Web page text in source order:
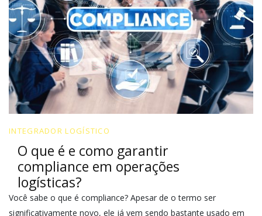
INTEGRADOR LOGÍSTICO
O que é e como garantir
compliance em operações
logísticas?
Você sabe o que é compliance? Apesar de o termo ser
significativamente novo, ele já vem sendo bastante usado em